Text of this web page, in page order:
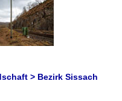
> Bezirk Sissach